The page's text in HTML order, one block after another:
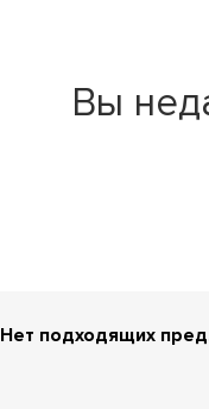
Вы
Нет подходящих